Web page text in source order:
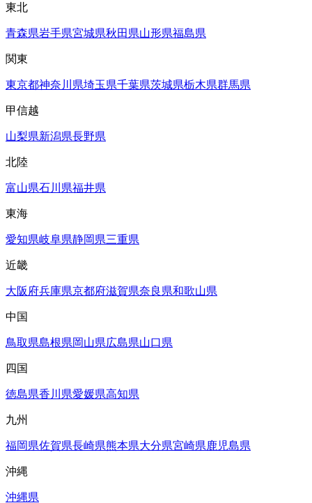
東北
青森県岩手県宮城県秋田県山形県福島県
関東
東京都神奈川県埼玉県千葉県茨城県栃木県群馬県
甲信越
山梨県新潟県長野県
北陸
富山県石川県福井県
東海
愛知県岐阜県静岡県三重県
近畿
大阪府兵庫県京都府滋賀県奈良県和歌山県
中国
鳥取県島根県岡山県広島県山口県
四国
徳島県香川県愛媛県高知県
九州
福岡県佐賀県長崎県熊本県大分県宮崎県鹿児島県
沖縄
沖縄県